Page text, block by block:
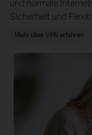
und normale
Sicherheit und
Mehr über VPN erfahren